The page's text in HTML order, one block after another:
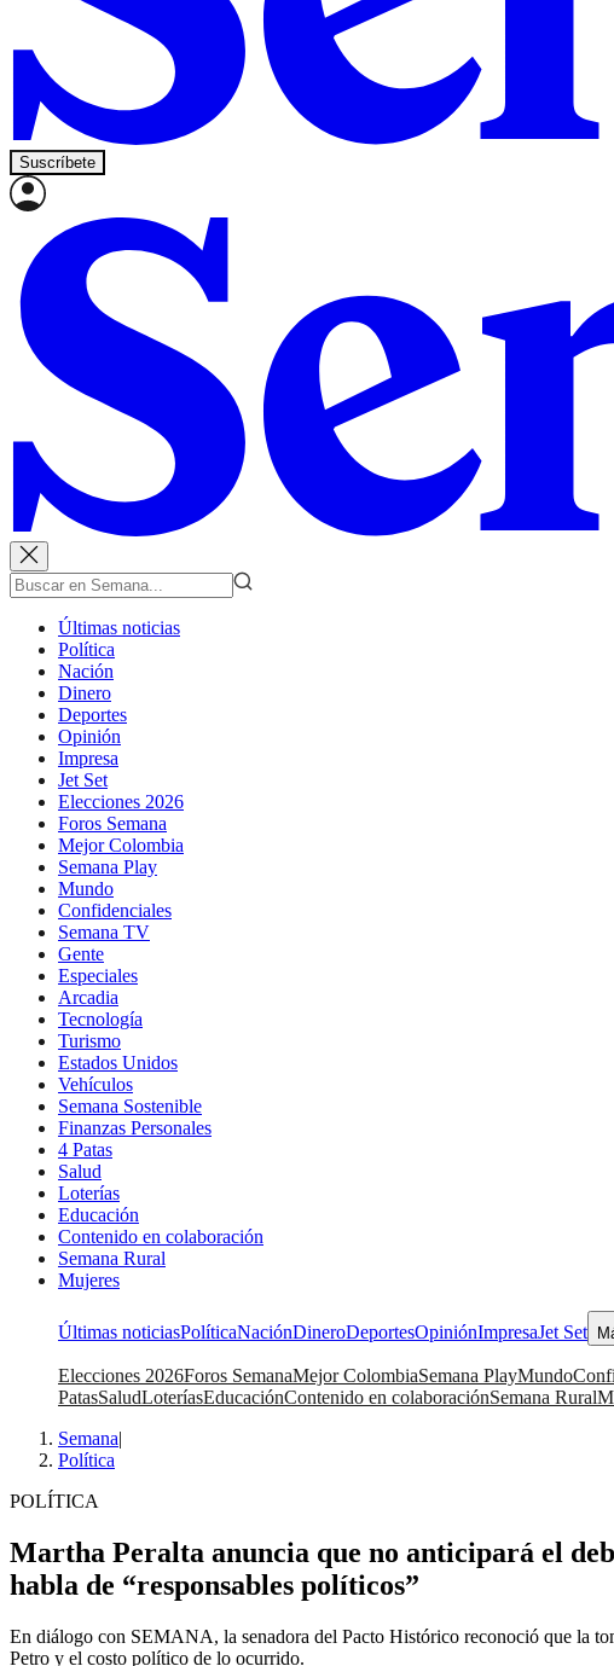
Suscríbete
Últimas noticias
Política
Nación
Dinero
Deportes
Opinión
Impresa
Jet Set
Elecciones 2026
Foros Semana
Mejor Colombia
Semana Play
Mundo
Confidenciales
Semana TV
Gente
Especiales
Arcadia
Tecnología
Turismo
Estados Unidos
Vehículos
Semana Sostenible
Finanzas Personales
4 Patas
Salud
Loterías
Educación
Contenido en colaboración
Semana Rural
Mujeres
Últimas noticiasPolíticaNaciónDineroDeportesOpiniónImpresaJet Set
Elecciones 2026Foros SemanaMejor ColombiaSemana PlayMundo
PatasSaludLoteríasEducaciónContenido en colaboraciónSemana Rural
Semana|
Política
POLÍTICA
Martha Peralta anuncia que no anticipará el
habla de “responsables políticos”
En diálogo con SEMANA, la senadora del Pacto Histórico reconoció que la
Petro y el costo político de lo ocurrido.